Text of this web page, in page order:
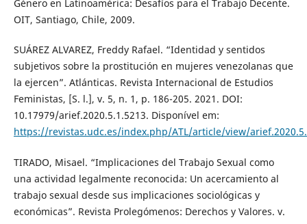
Género en Latinoamérica: Desafíos para el Trabajo Decente.
OIT, Santiago, Chile, 2009.
SUÁREZ ALVAREZ, Freddy Rafael. “Identidad y sentidos
subjetivos sobre la prostitución en mujeres venezolanas que
la ejercen”. Atlánticas. Revista Internacional de Estudios
Feministas, [S. l.], v. 5, n. 1, p. 186-205. 2021. DOI:
10.17979/arief.2020.5.1.5213. Disponível em:
https://revistas.udc.es/index.php/ATL/article/view/
TIRADO, Misael. “Implicaciones del Trabajo Sexual como
una actividad legalmente reconocida: Un acercamiento al
trabajo sexual desde sus implicaciones sociológicas y
económicas”. Revista Prolegómenos: Derechos y Valores. v.